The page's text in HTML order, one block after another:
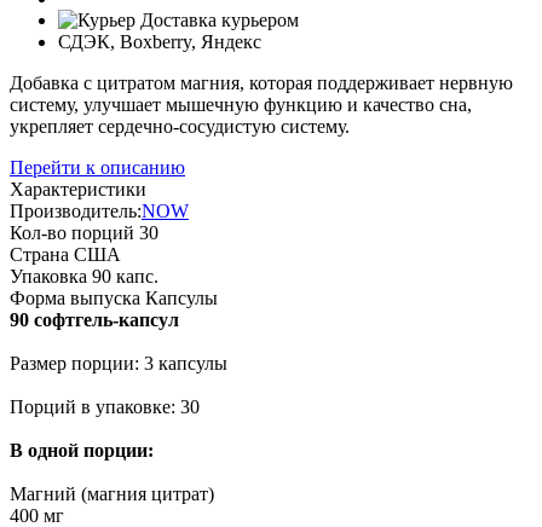
Доставка курьером
СДЭК, Boxberry, Яндекс
Добавка с цитратом магния, которая поддерживает нервную
систему, улучшает мышечную функцию и качество сна,
укрепляет сердечно-сосудистую систему.
Перейти к описанию
Характеристики
Производитель:NOW
Кол-во порций 30
Страна США
Упаковка 90 капс.
Форма выпуска Капсулы
90 софтгель-капсул
Размер порции: 3 капсулы
Порций в упаковке: 30
В одной порции:
Магний (магния цитрат)
400 мг